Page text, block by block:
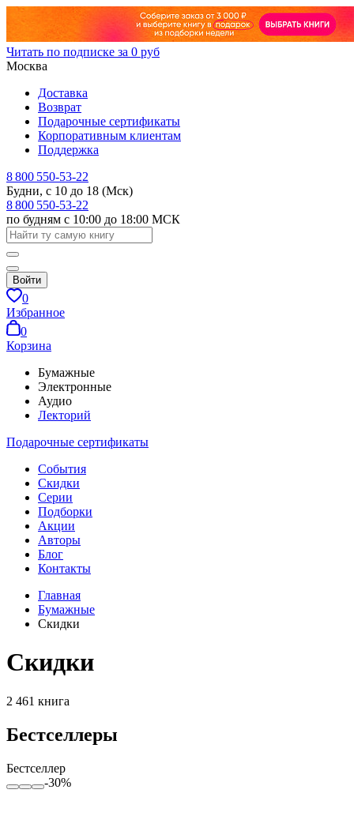
Читать по подписке за 0 руб
Москва
Доставка
Возврат
Подарочные сертификаты
Корпоративным клиентам
Поддержка
8 800 550-53-22
Будни, с 10 до 18 (Мск)
8 800 550-53-22
по будням с 10:00 до 18:00 МСК
Войти
0
Избранное
0
Корзина
Бумажные
Электронные
Аудио
Лекторий
Подарочные сертификаты
События
Скидки
Серии
Подборки
Акции
Авторы
Блог
Контакты
Главная
Бумажные
Скидки
Скидки
2 461 книга
Бестселлеры
Бестселлер
-30%